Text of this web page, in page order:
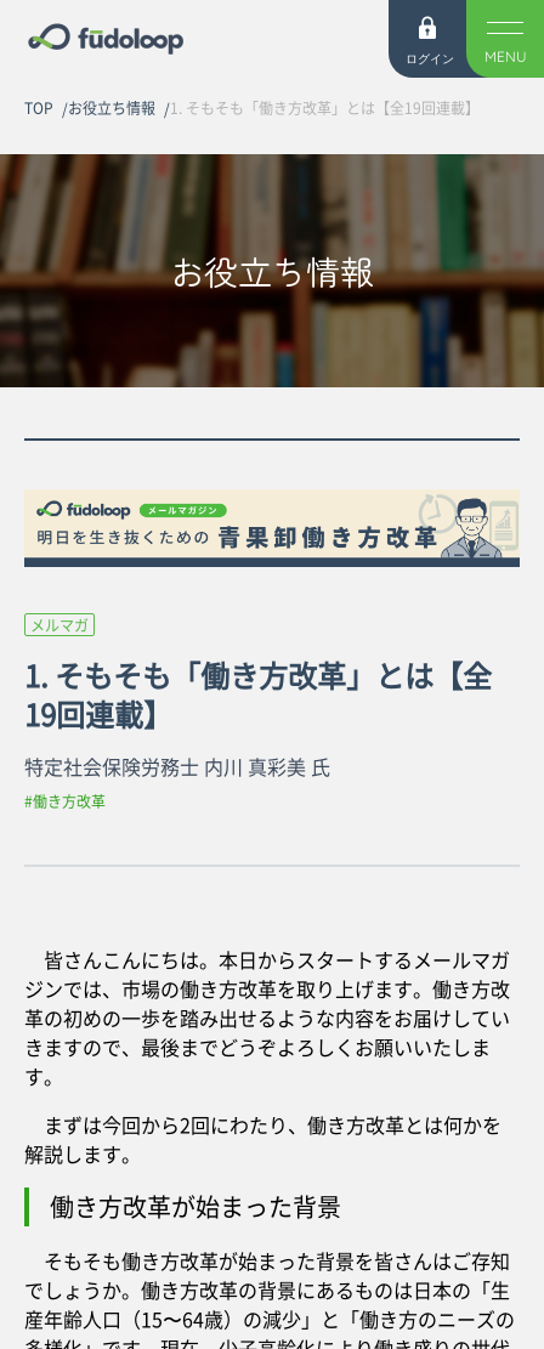
ログイン MENU
TOP お役立ち情報 1. そもそも「働き方改革」とは【全19回連載】
お役立ち情報
メルマガ
1. そもそも「働き方改革」とは【全
19回連載】
特定社会保険労務士 内川 真彩美 氏
#働き方改革
皆さんこんにちは。本日からスタートするメールマガ
ジンでは、市場の働き方改革を取り上げます。働き方改
革の初めの一歩を踏み出せるような内容をお届けしてい
きますので、最後までどうぞよろしくお願いいたしま
す。
まずは今回から2回にわたり、働き方改革とは何かを
解説します。
働き方改革が始まった背景
そもそも働き方改革が始まった背景を皆さんはご存知
でしょうか。働き方改革の背景にあるものは日本の「生
産年齢人口（15〜64歳）の減少」と「働き方のニーズの